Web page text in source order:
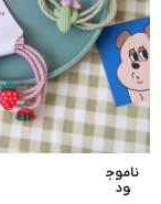
ناموج
ود